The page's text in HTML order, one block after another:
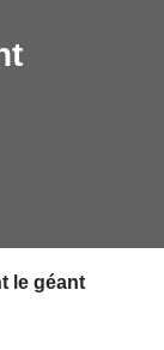
le géant